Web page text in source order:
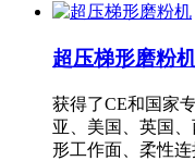
超压梯形磨粉
获得了CE和国家
亚、美国、英国
形工作面、柔性